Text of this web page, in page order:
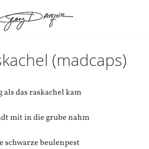
(madcaps)
als das raskachel kam
mit in die grube nahm
schwarze beulenpest